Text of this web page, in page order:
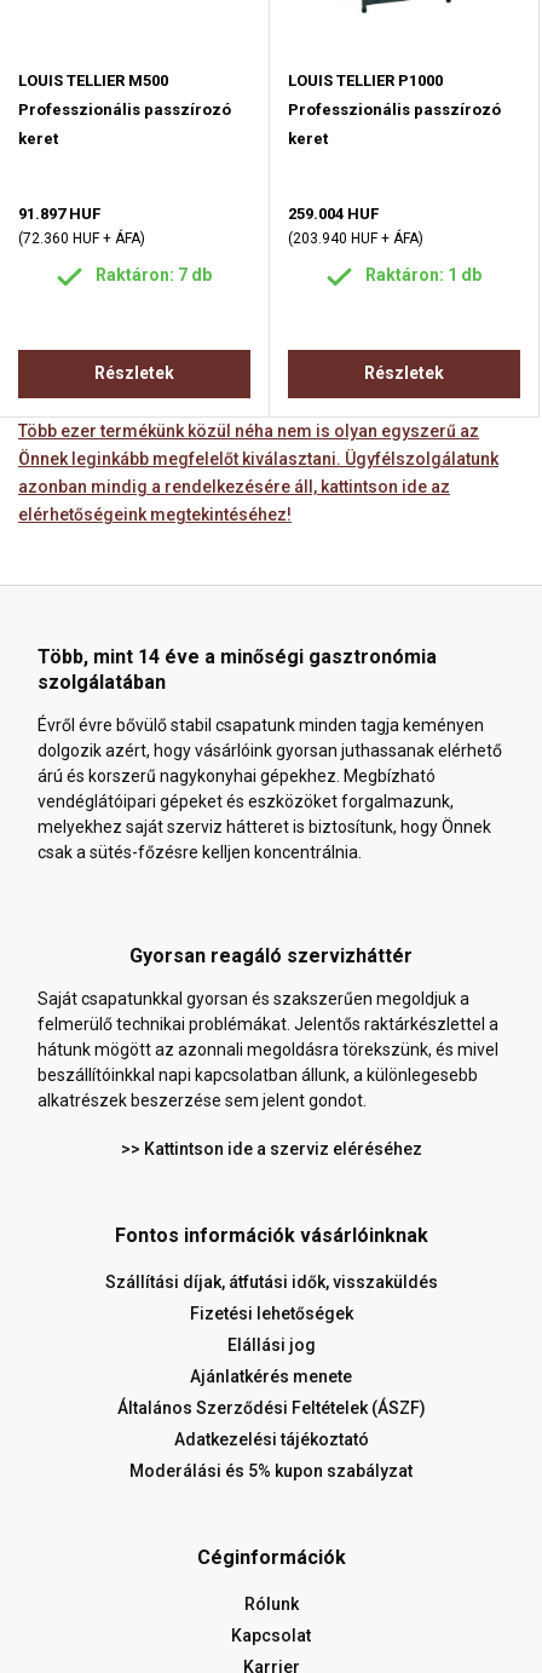
LOUIS TELLIER M500
Professzionális passzírozó
keret
91.897 HUF
(72.360 HUF + ÁFA)
Raktáron: 7 db
Részletek
LOUIS TELLIER P1000
Professzionális passzírozó
keret
259.004 HUF
(203.940 HUF + ÁFA)
Raktáron: 1 db
Részletek
Több ezer termékünk közül néha nem is olyan egyszerű az
Önnek leginkább megfelelőt kiválasztani. Ügyfélszolgálatunk
azonban mindig a rendelkezésére áll, kattintson ide az
elérhetőségeink megtekintéséhez!
Több, mint 14 éve a minőségi gasztronómia
szolgálatában
Évről évre bővülő stabil csapatunk minden tagja keményen
dolgozik azért, hogy vásárlóink gyorsan juthassanak elérhető
árú és korszerű nagykonyhai gépekhez. Megbízható
vendéglátóipari gépeket és eszközöket forgalmazunk,
melyekhez saját szerviz hátteret is biztosítunk, hogy Önnek
csak a sütés-főzésre kelljen koncentrálnia.
Gyorsan reagáló szervizháttér
Saját csapatunkkal gyorsan és szakszerűen megoldjuk a
felmerülő technikai problémákat. Jelentős raktárkészlettel a
hátunk mögött az azonnali megoldásra törekszünk, és mivel
beszállítóinkkal napi kapcsolatban állunk, a különlegesebb
alkatrészek beszerzése sem jelent gondot.
>> Kattintson ide a szerviz eléréséhez
Fontos információk vásárlóinknak
Szállítási díjak, átfutási idők, visszaküldés
Fizetési lehetőségek
Elállási jog
Ajánlatkérés menete
Általános Szerződési Feltételek (ÁSZF)
Adatkezelési tájékoztató
Moderálási és 5% kupon szabályzat
Céginformációk
Rólunk
Kapcsolat
Karrier